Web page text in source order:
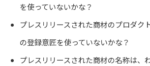
を使っていないかな？
プレスリリースされた商材のプロダク
の登録意匠を使っていないかな？
プレスリリースされた商材の名称は、